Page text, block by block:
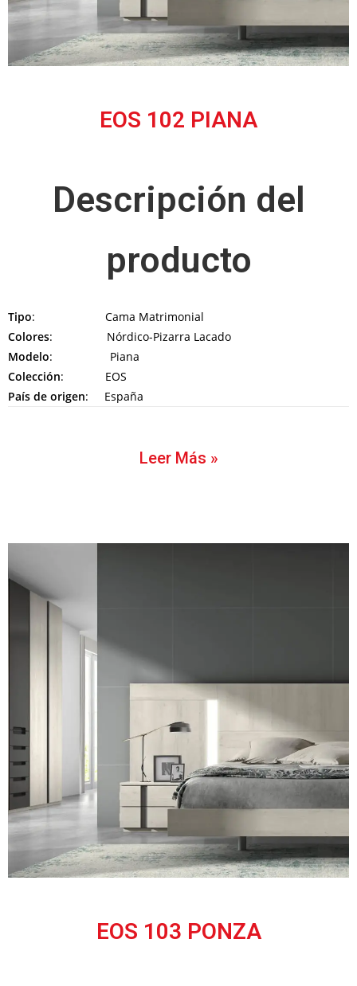
EOS 102 PIANA
Descripción del
producto
Tipo: Cama Matrimonial
Colores: Nórdico-Pizarra Lacado
Modelo: Piana
Colección: EOS
País de origen: España
Leer Más »
EOS 103 PONZA